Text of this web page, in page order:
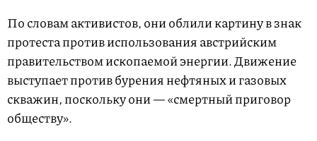
По словам активистов, они облили картину в знак
протеста против использования австрийским
правительством ископаемой энергии. Движение
выступает против бурения нефтяных и газовых
скважин, поскольку они — «смертный приговор
обществу».